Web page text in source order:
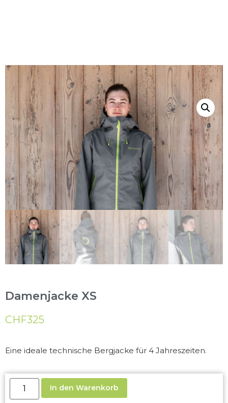
Damenjacke XS
CHF325
Eine ideale technische Bergjacke für 4 Jahreszeiten.
In den Warenkorb